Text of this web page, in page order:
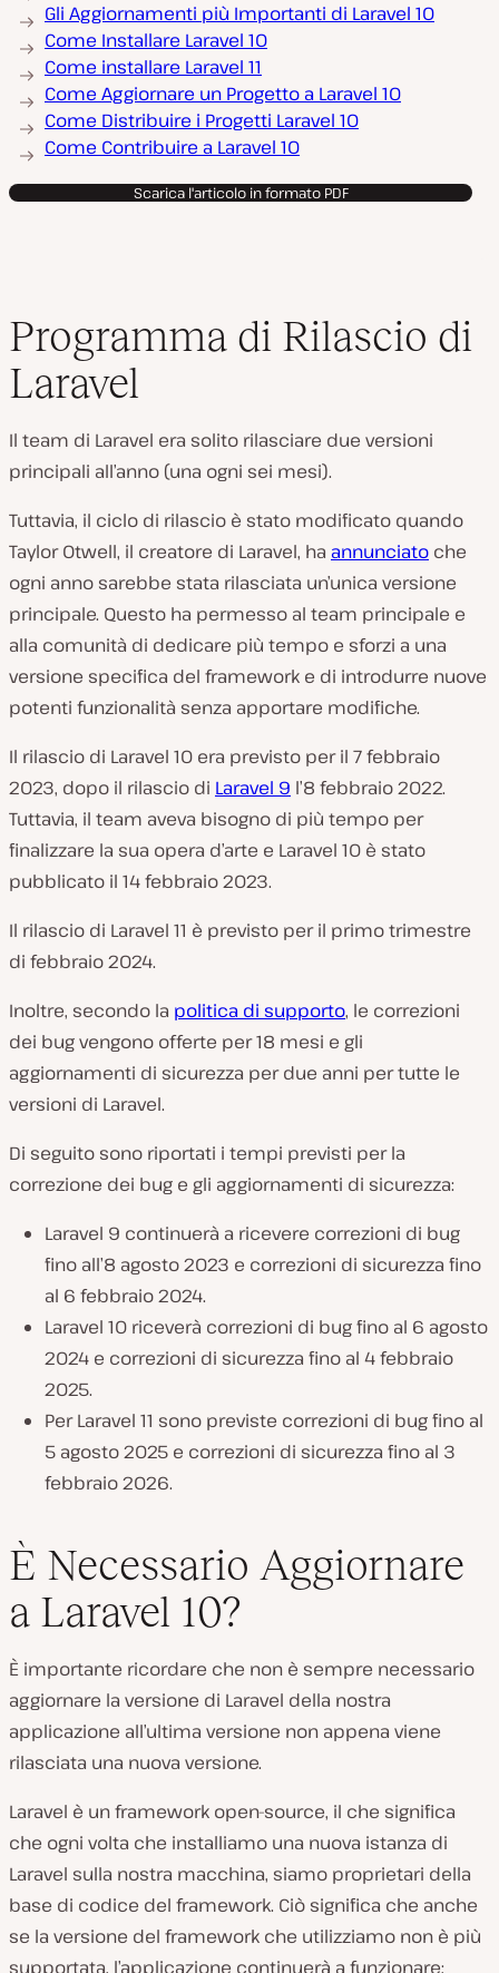
Gli Aggiornamenti più Importanti di Laravel 10
Come Installare Laravel 10
Come installare Laravel 11
Come Aggiornare un Progetto a Laravel 10
Come Distribuire i Progetti Laravel 10
Come Contribuire a Laravel 10
Scarica l'articolo in formato PDF
Programma di Rilascio di
Laravel
Il team di Laravel era solito rilasciare due versioni
principali all’anno (una ogni sei mesi).
Tuttavia, il ciclo di rilascio è stato modificato quando
Taylor Otwell, il creatore di Laravel, ha annunciato che
ogni anno sarebbe stata rilasciata un’unica versione
principale. Questo ha permesso al team principale e
alla comunità di dedicare più tempo e sforzi a una
versione specifica del framework e di introdurre nuove
potenti funzionalità senza apportare modifiche.
Il rilascio di Laravel 10 era previsto per il 7 febbraio
2023, dopo il rilascio di Laravel 9 l’8 febbraio 2022.
Tuttavia, il team aveva bisogno di più tempo per
finalizzare la sua opera d’arte e Laravel 10 è stato
pubblicato il 14 febbraio 2023.
Il rilascio di Laravel 11 è previsto per il primo trimestre
di febbraio 2024.
Inoltre, secondo la politica di supporto, le correzioni
dei bug vengono offerte per 18 mesi e gli
aggiornamenti di sicurezza per due anni per tutte le
versioni di Laravel.
Di seguito sono riportati i tempi previsti per la
correzione dei bug e gli aggiornamenti di sicurezza:
Laravel 9 continuerà a ricevere correzioni di bug
fino all’8 agosto 2023 e correzioni di sicurezza fino
al 6 febbraio 2024.
Laravel 10 riceverà correzioni di bug fino al 6 agosto
2024 e correzioni di sicurezza fino al 4 febbraio
2025.
Per Laravel 11 sono previste correzioni di bug fino al
5 agosto 2025 e correzioni di sicurezza fino al 3
febbraio 2026.
È Necessario Aggiornare
a Laravel 10?
È importante ricordare che non è sempre necessario
aggiornare la versione di Laravel della nostra
applicazione all’ultima versione non appena viene
rilasciata una nuova versione.
Laravel è un framework open-source, il che significa
che ogni volta che installiamo una nuova istanza di
Laravel sulla nostra macchina, siamo proprietari della
base di codice del framework. Ciò significa che anche
se la versione del framework che utilizziamo non è più
supportata, l’applicazione continuerà a funzionare;